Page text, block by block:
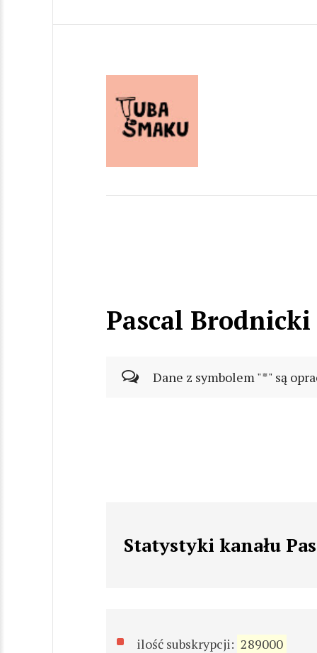
Pascal Brodnicki
Dane z symbolem "*" są
Statystyki kanału
ilość subskrypcji: 289000